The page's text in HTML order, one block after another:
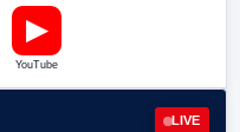
▶
YouTube
LIVE